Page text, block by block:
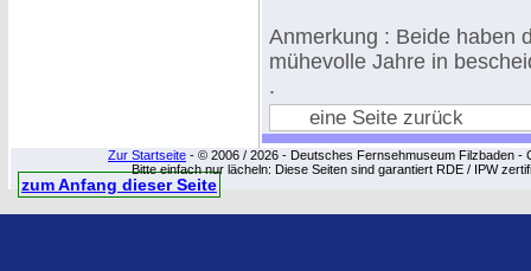
Anmerkung : Beide haben
mühevolle Jahre in
.
eine Seite zurück
Zur Startseite - © 2006 / 2026 - Deutsches Fernsehmuseum Filzbaden -
Bitte einfach nur lächeln: Diese Seiten sind garantiert RDE / IPW
zum Anfang dieser Seite